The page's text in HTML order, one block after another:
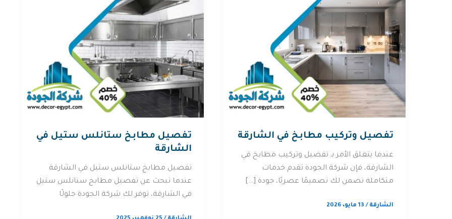
تفصيل وتركيب مطابخ في الشارقة
عندما يتعلق الأمر بـ تفصيل وتركيب مطابخ في
الشارقة، فإن شركة الجودة تقدم خدمات
متكاملة تضمن لك تصميمًا عصريًا، جودة […]
الشارقة / 13 مايو، 2026
تفصيل مطابخ ستانلس ستيل في
الشارقة
تفصيل مطابخ ستانلس ستيل في الشارقة
عندما تبحث عن تفصيل مطابخ ستانلس ستيل
في الشارقة، توفر لك شركة الجودة حلولًا